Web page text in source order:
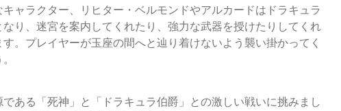
ャラクター、リヒター・ベルモンドやアルカードはドラキュラ
り、迷宮を案内してくれたり、強力な武器を授けたりしてくれ
。プレイヤーが玉座の間へと辿り着けないよう襲い掛かってく
ある「死神」と「ドラキュラ伯爵」との激しい戦いに挑みまし